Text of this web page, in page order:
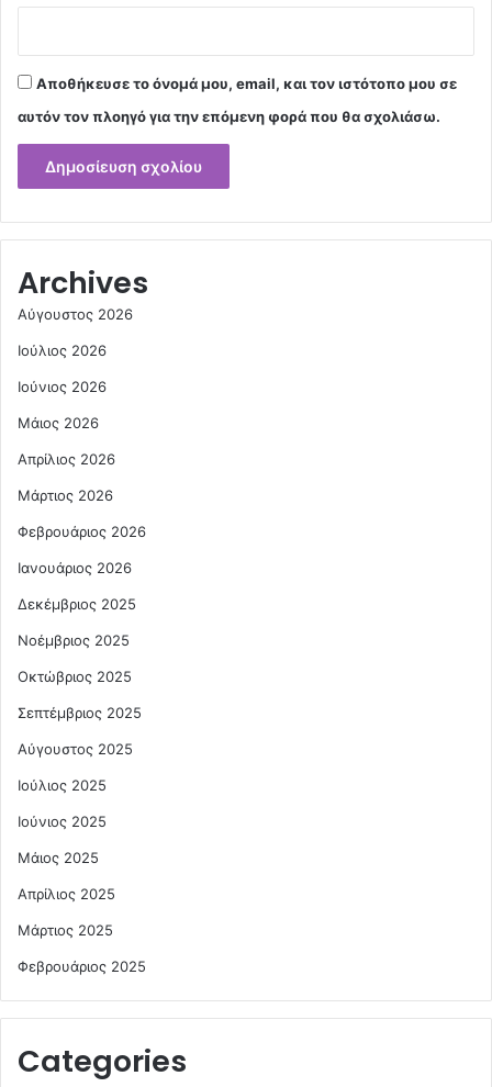
Αποθήκευσε το όνομά μου, email, και τον ιστότοπο μου σε
αυτόν τον πλοηγό για την επόμενη φορά που θα σχολιάσω.
Archives
Αύγουστος 2026
Ιούλιος 2026
Ιούνιος 2026
Μάιος 2026
Απρίλιος 2026
Μάρτιος 2026
Φεβρουάριος 2026
Ιανουάριος 2026
Δεκέμβριος 2025
Νοέμβριος 2025
Οκτώβριος 2025
Σεπτέμβριος 2025
Αύγουστος 2025
Ιούλιος 2025
Ιούνιος 2025
Μάιος 2025
Απρίλιος 2025
Μάρτιος 2025
Φεβρουάριος 2025
Categories